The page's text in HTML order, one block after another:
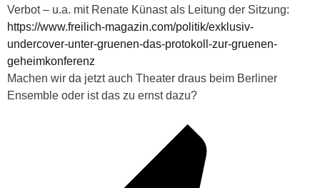
Verbot – u.a. mit Renate Künast als Leitung der Sitzung:
https://www.freilich-magazin.com/politik/exklusiv-
undercover-unter-gruenen-das-protokoll-zur-gruenen-
geheimkonferenz
Machen wir da jetzt auch Theater draus beim Berliner
Ensemble oder ist das zu ernst dazu?